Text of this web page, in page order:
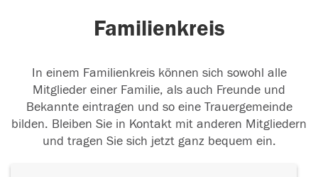
Familienkreis
In einem Familienkreis können sich sowohl alle
Mitglieder einer Familie, als auch Freunde und
Bekannte eintragen und so eine Trauergemeinde
bilden. Bleiben Sie in Kontakt mit anderen Mitgliedern
und tragen Sie sich jetzt ganz bequem ein.